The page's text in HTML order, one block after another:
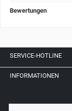
Bewertungen
SERVICE-HOTLINE
INFORMATIONEN